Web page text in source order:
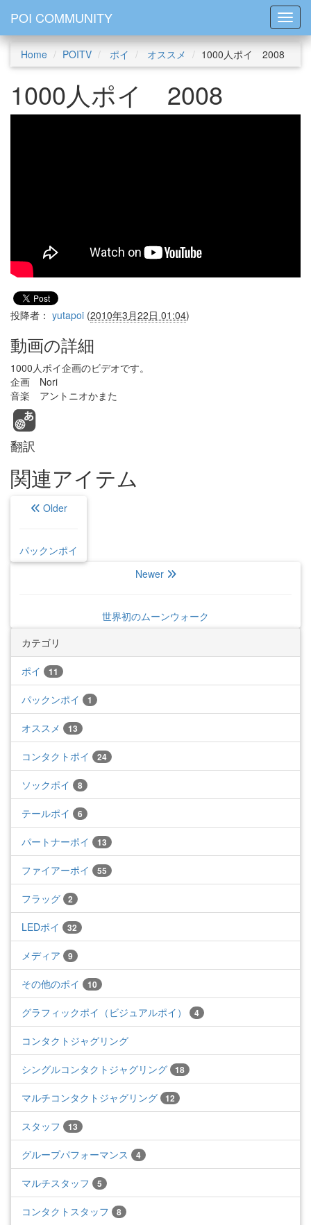
POI COMMUNITY
Home POITV ポイ オススメ 1000人ポイ 2008
1000人ポイ 2008
投降者： yutapoi (2010年3月22日 01:04)
動画の詳細
1000人ポイ企画のビデオです。
企画 Nori
音楽 アントニオかまた
翻訳
関連アイテム
Older
パックンポイ
Newer
世界初のムーンウォーク
カテゴリ
ポイ 11
パックンポイ 1
オススメ 13
コンタクトポイ 24
ソックポイ 8
テールポイ 6
パートナーポイ 13
ファイアーポイ 55
フラッグ 2
LEDポイ 32
メディア 9
その他のポイ 10
グラフィックポイ（ビジュアルポイ） 4
コンタクトジャグリング
シングルコンタクトジャグリング 18
マルチコンタクトジャグリング 12
スタッフ 13
グループパフォーマンス 4
マルチスタッフ 5
コンタクトスタッフ 8